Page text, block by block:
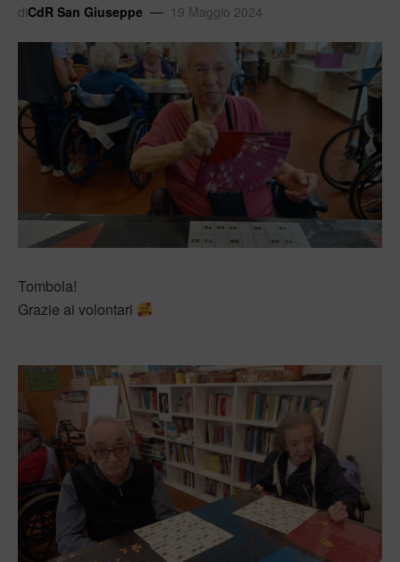
diCdR San Giuseppe 19 Maggio 2024
Tombola!
Grazie ai volontari